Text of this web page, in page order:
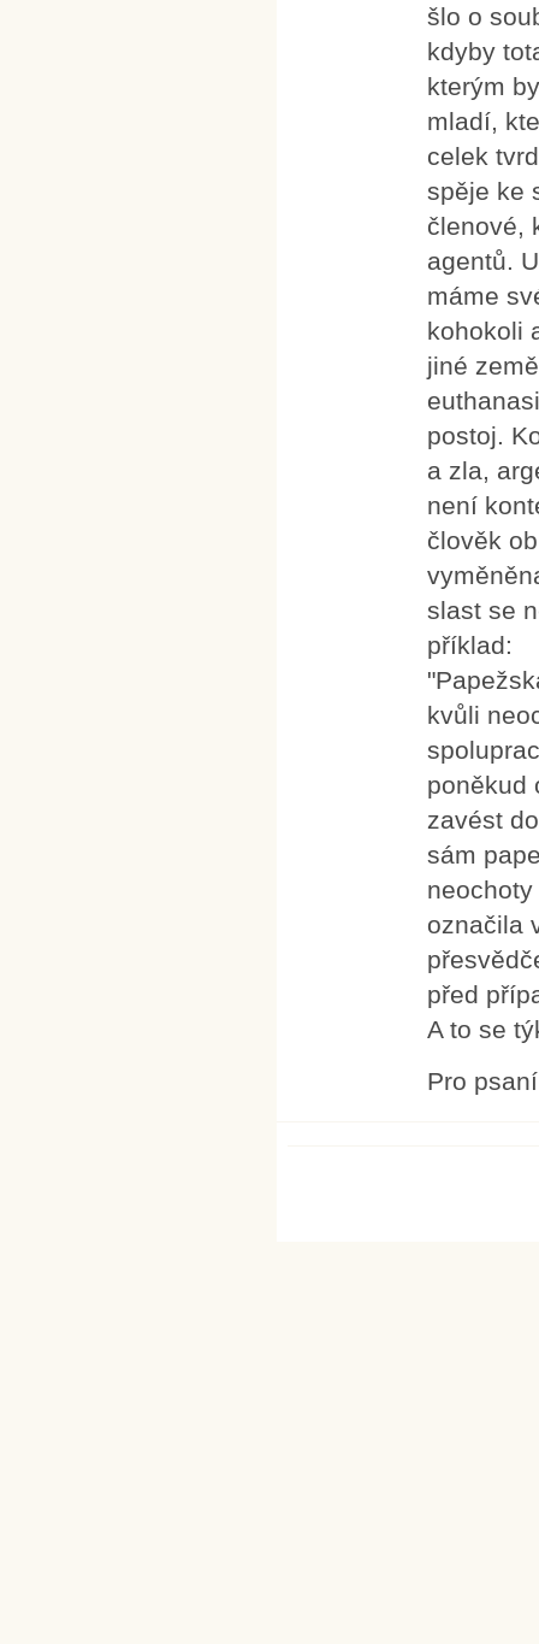
šlo o
kdyby
kterým
mladí,
celek
spěje ke
členové,
agentů.
máme
kohokoli
jiné
postoj.
a zla,
není
člověk
slast se
příklad:
kvůli
poněkud
zavést
sám
označila
před
A to se
Pro